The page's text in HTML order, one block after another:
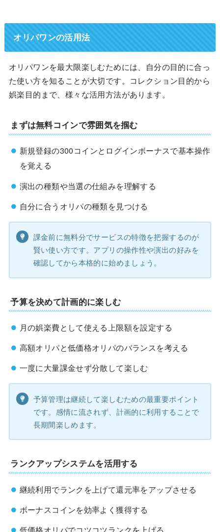
オリパワンの活用法
オリパワンを最大限楽しむためには、自分の目的に合っ
た使い方を知ることが大切です。コレクション目的から
娯楽目的まで、様々な活用方法があります。
まずは無料コインで雰囲気を掴む
新規登録の300コインとログインボーナスで基本操作
を覚える
演出の種類や当選の仕組みを理解する
自分に合うオリパの種類を見つける
課金前に無料分でサービスの特徴を把握するのが
賢い使い方です。アプリの操作性や演出の好みを
確認してから本格的に始めましょう。
予算を決めて計画的に楽しむ
月の娯楽費として使える上限額を設定する
高額オリパと低価格オリパのバランスを考える
一度に大量課金せず分散して楽しむ
予算管理は継続して楽しむための最重要ポイント
です。感情に流されず、計画的に利用することで
長期間楽しめます。
ランクアップシステムを活用する
継続利用でランクを上げて還元率をアップさせる
ボーナスコインを効率よく獲得する